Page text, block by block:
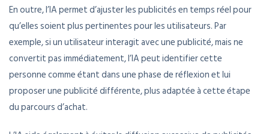
En outre, l’IA permet d’ajuster les publicités en temps réel pour
qu’elles soient plus pertinentes pour les utilisateurs. Par
exemple, si un utilisateur interagit avec une publicité, mais ne
convertit pas immédiatement, l’IA peut identifier cette
personne comme étant dans une phase de réflexion et lui
proposer une publicité différente, plus adaptée à cette étape
du parcours d’achat.